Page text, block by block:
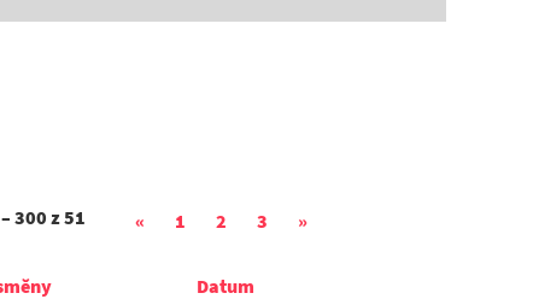
300 z51 « 1 2 3 »
Datum